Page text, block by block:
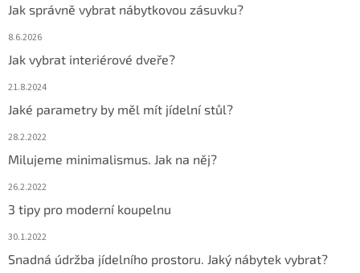
Jak správně vybrat nábytkovou zásuvku?
8.6.2026
Jak vybrat interiérové dveře?
21.8.2024
Jaké parametry by měl mít jídelní stůl?
28.2.2022
Milujeme minimalismus. Jak na něj?
26.2.2022
3 tipy pro moderní koupelnu
30.1.2022
Snadná údržba jídelního prostoru. Jaký nábytek vybrat?